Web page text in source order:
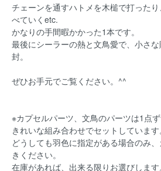
チェーンを通すハトメを木槌で打った
べていくetc.
かなりの手間暇かかった1本です。
最後にシーラーの熱と文鳥愛で、小さ
封。
ぜひお手元でご覧ください。^^
※カプセルパーツ、文鳥のパーツは1点ず
きれいな組み合わせでセットしています。
どうしても羽色に指定がある場合のみ
きください。
在庫があれば、出来る限りお選びします。